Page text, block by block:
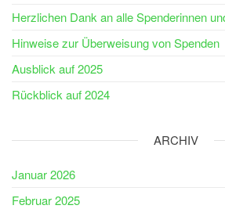
Herzlichen Dank an alle Spenderinnen
Hinweise zur Überweisung von Spenden
Ausblick auf 2025
Rückblick auf 2024
ARCHIV
Januar 2026
Februar 2025